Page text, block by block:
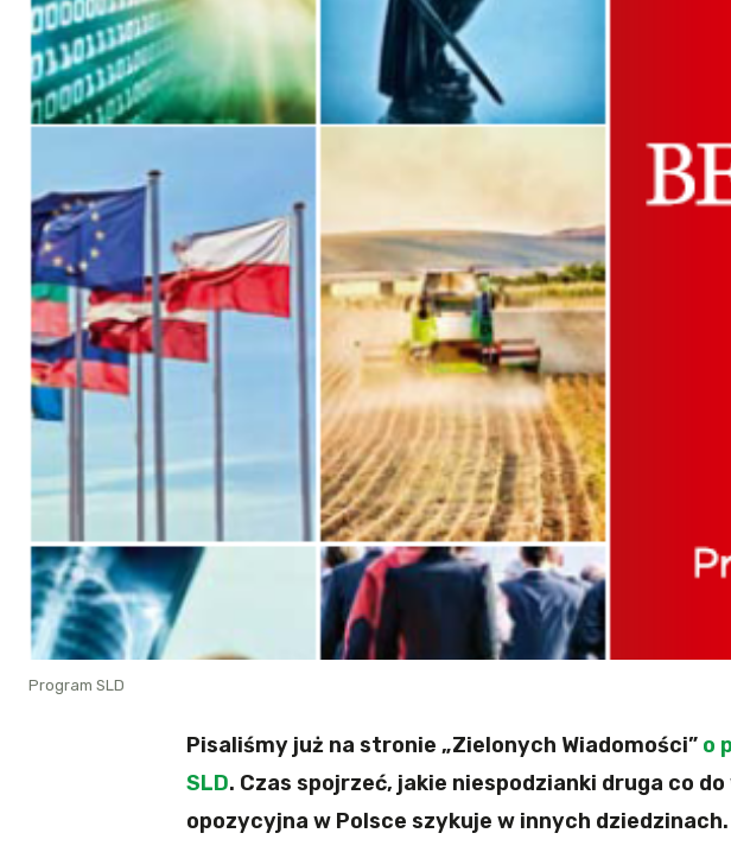
Program SLD
Pisaliśmy już na stronie „Zielonych Wiadomości” o
SLD. Czas spojrzeć, jakie niespodzianki druga co
opozycyjna w Polsce szykuje w innych dziedzinach.